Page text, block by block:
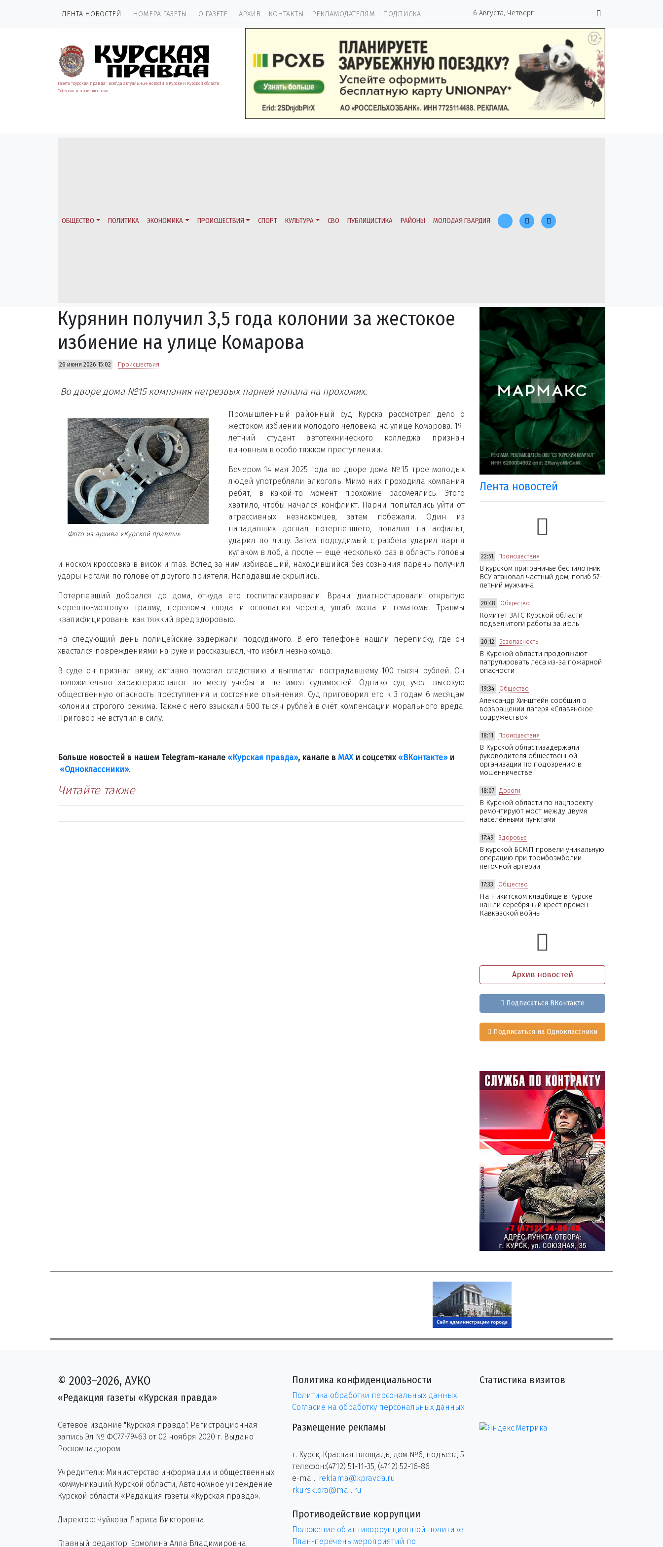
ЛЕНТА НОВОСТЕЙ НОМЕРА ГАЗЕТЫ О ГАЗЕТЕ АРХИВ КОНТАКТЫ РЕКЛАМОДАТЕЛЯМ ПОДПИСКА 6 Августа, Четверг
Газета "Курская правда". Всегда актуальные новости в Курске и Курской области.
События и происшествия.
ОБЩЕСТВО ПОЛИТИКА ЭКОНОМИКА ПРОИСШЕСТВИЯ СПОРТ КУЛЬТУРА СВО ПУБЛИЦИСТИКА РАЙОНЫ МОЛОДАЯ ГВАРДИЯ
Курянин получил 3,5 года колонии за жестокое
избиение на улице Комарова
26 июня 2026 15:02 Происшествия
Во дворе дома №15 компания нетрезвых парней напала на прохожих.
Фото из архива «Курской правды»
Промышленный районный суд Курска рассмотрел дело о
жестоком избиении молодого человека на улице Комарова. 19-
летний студент автотехнического колледжа признан
виновным в особо тяжком преступлении.
Вечером 14 мая 2025 года во дворе дома №15 трое молодых
людей употребляли алкоголь. Мимо них проходила компания
ребят, в какой-то момент прохожие рассмеялись. Этого
хватило, чтобы начался конфликт. Парни попытались уйти от
агрессивных незнакомцев, затем побежали. Один из
нападавших догнал потерпевшего, повалил на асфальт,
ударил по лицу. Затем подсудимый с разбега ударил парня
кулаком в лоб, а после — ещё несколько раз в область головы
и носком кроссовка в висок и глаз. Вслед за ним избивавший, находившийся без сознания парень получил
удары ногами по голове от другого приятеля. Нападавшие скрылись.
Потерпевший добрался до дома, откуда его госпитализировали. Врачи диагностировали открытую
черепно-мозговую травму, переломы свода и основания черепа, ушиб мозга и гематомы. Травмы
квалифицированы как тяжкий вред здоровью.
На следующий день полицейские задержали подсудимого. В его телефоне нашли переписку, где он
хвастался повреждениями на руке и рассказывал, что избил незнакомца.
В суде он признал вину, активно помогал следствию и выплатил пострадавшему 100 тысяч рублей. Он
положительно характеризовался по месту учёбы и не имел судимостей. Однако суд учёл высокую
общественную опасность преступления и состояние опьянения. Суд приговорил его к 3 годам 6 месяцам
колонии строгого режима. Также с него взыскали 600 тысяч рублей в счёт компенсации морального вреда.
Приговор не вступил в силу.
Больше новостей в нашем Telegram-канале «Курская правда», канале в МАХ и соцсетях «ВКонтакте»и
«Одноклассники».
Читайте также
Лента новостей
22:51 Происшествия
В курском приграничье беспилотник
ВСУ атаковал частный дом, погиб 57-
летний мужчина
20:48 Общество
Комитет ЗАГС Курской области
подвел итоги работы за июль
20:12 Безопасность
В Курской области продолжают
патрулировать леса из-за пожарной
опасности
19:34 Общество
Александр Хинштейн сообщил о
возвращении лагеря «Славянское
содружество»
18:11 Происшествия
В Курской областизадержали
руководителя общественной
организации по подозрению в
мошенничестве
18:07 Дороги
В Курской области по нацпроекту
ремонтируют мост между двумя
населёнными пунктами
17:49 Здоровье
В курской БСМП провели уникальную
операцию при тромбоэмболии
легочной артерии
17:33 Общество
На Никитском кладбище в Курске
нашли серебряный крест времён
Кавказской войны
Архив новостей
Подписаться ВКонтакте
Подписаться на Одноклассники
© 2003–2026, АУКО
«Редакция газеты «Курская правда»
Сетевое издание "Курская правда". Регистрационная
запись Эл № ФС77-79463 от 02 ноября 2020 г. Выдано
Роскомнадзором.
Учредители: Министерство информации и общественных
коммуникаций Курской области, Автономное учреждение
Курской области «Редакция газеты «Курская правда».
Директор: Чуйкова Лариса Викторовна.
Главный редактор: Ермолина Алла Владимировна.
Политика конфиденциальности
Политика обработки персональных данных
Согласие на обработку персональных данных
Размещение рекламы
г. Курск, Красная площадь, дом №6, подъезд 5
телефон:(4712) 51-11-35, (4712) 52-16-86
e-mail: reklama@kpravda.ru
rkursklora@mail.ru
Противодействие коррупции
Положение об антикоррупционной политике
План-перечень мероприятий по
Статистика визитов